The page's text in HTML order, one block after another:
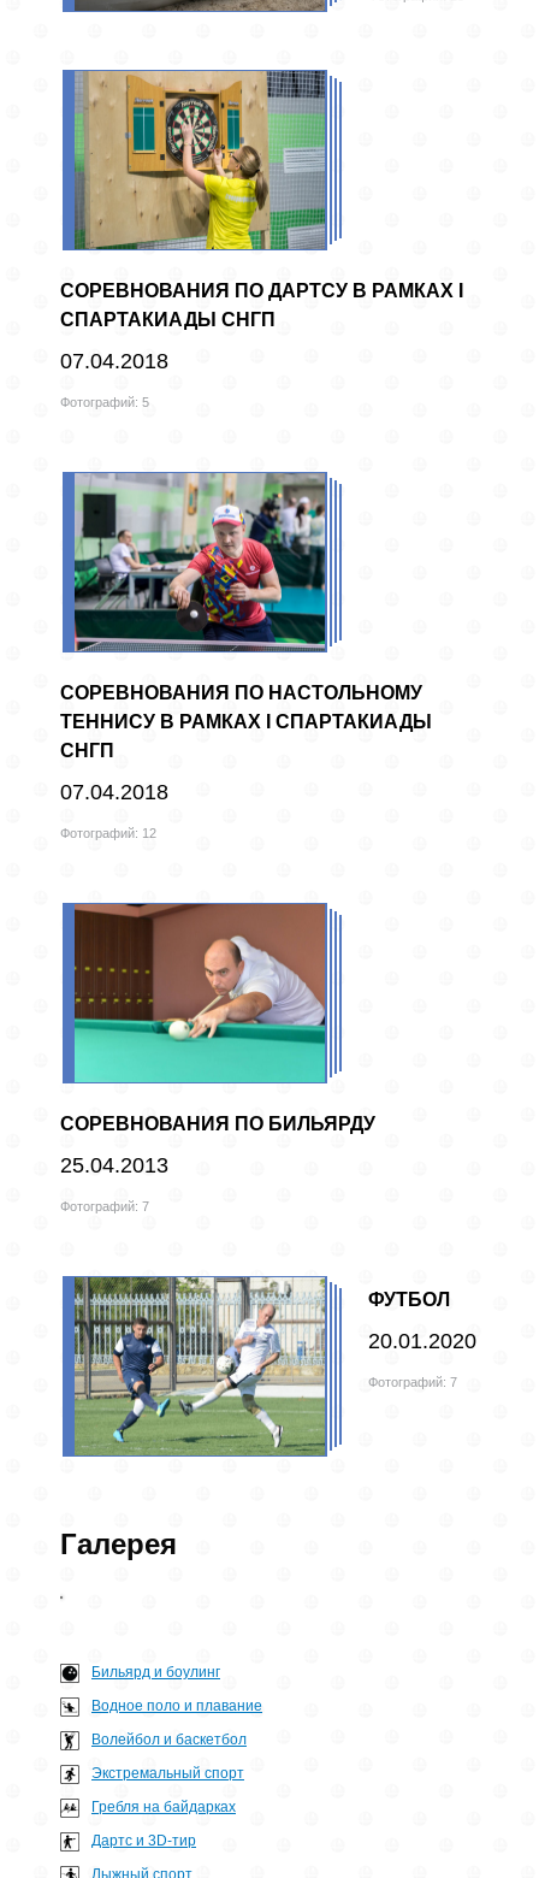
СОРЕВНОВАНИЯ ПО ДАРТСУ В РАМКАХ I
СПАРТАКИАДЫ СНГП
07.04.2018
Фотографий: 5
СОРЕВНОВАНИЯ ПО НАСТОЛЬНОМУ
ТЕННИСУ В РАМКАХ I СПАРТАКИАДЫ
СНГП
07.04.2018
Фотографий: 12
СОРЕВНОВАНИЯ ПО БИЛЬЯРДУ
25.04.2013
Фотографий: 7
ФУТБОЛ
20.01.2020
Фотографий: 7
Галерея
Бильярд и боулинг
Водное поло и плавание
Волейбол и баскетбол
Экстремальный спорт
Гребля на байдарках
Дартс и 3D-тир